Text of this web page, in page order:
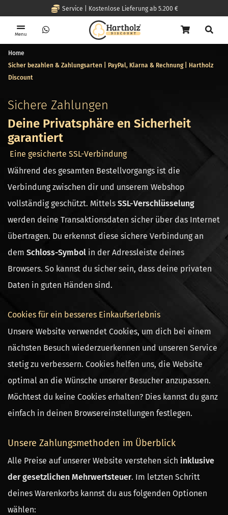
Service | Kostenlose Lieferung ab 5.200 €
Menu
Home
Sicher bezahlen & Zahlungsarten | PayPal, Klarna & Rechnung | Hartholz
Discount
Sichere Zahlungen
Deine Privatsphäre en Sicherheit
garantiert
Eine gesicherte SSL-Verbindung
Während des gesamten Bestellvorgangs ist die
Verbindung zwischen dir und unserem Webshop
vollständig geschützt. Mittels SSL-Verschlüsselung
werden deine Transaktionsdaten sicher über das Internet
übertragen. Du erkennst diese sichere Verbindung an
dem Schloss-Symbol in der Adressleiste deines
Browsers. So kannst du sicher sein, dass deine privaten
Daten in guten Händen sind.
Cookies für ein besseres Einkaufserlebnis
Unsere Website verwendet Cookies, um dich bei einem
nächsten Besuch wiederzuerkennen und unseren Service
stetig zu verbessern. Cookies helfen uns, die Website
optimal an die Wünsche unserer Besucher anzupassen.
Möchtest du keine Cookies erhalten? Dies kannst du ganz
einfach in deinen Browsereinstellungen festlegen.
Unsere Zahlungsmethoden im Überblick
Alle Preise auf unserer Website verstehen sich inklusive
der gesetzlichen Mehrwertsteuer. Im letzten Schritt
deines Warenkorbs kannst du aus folgenden Optionen
wählen: